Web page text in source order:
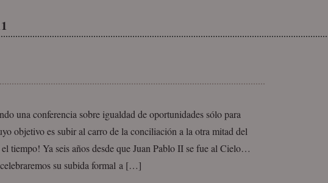
una conferencia sobre igualdad de oportunidades sólo para
objetivo es subir al carro de la conciliación a la otra mitad del
tiempo! Ya seis años desde que Juan Pablo II se fue al Cielo…
su subida formal a […]